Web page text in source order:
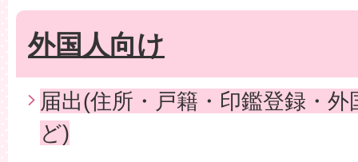
外国人向け
届出(住所・戸籍・印鑑登録・
ど)